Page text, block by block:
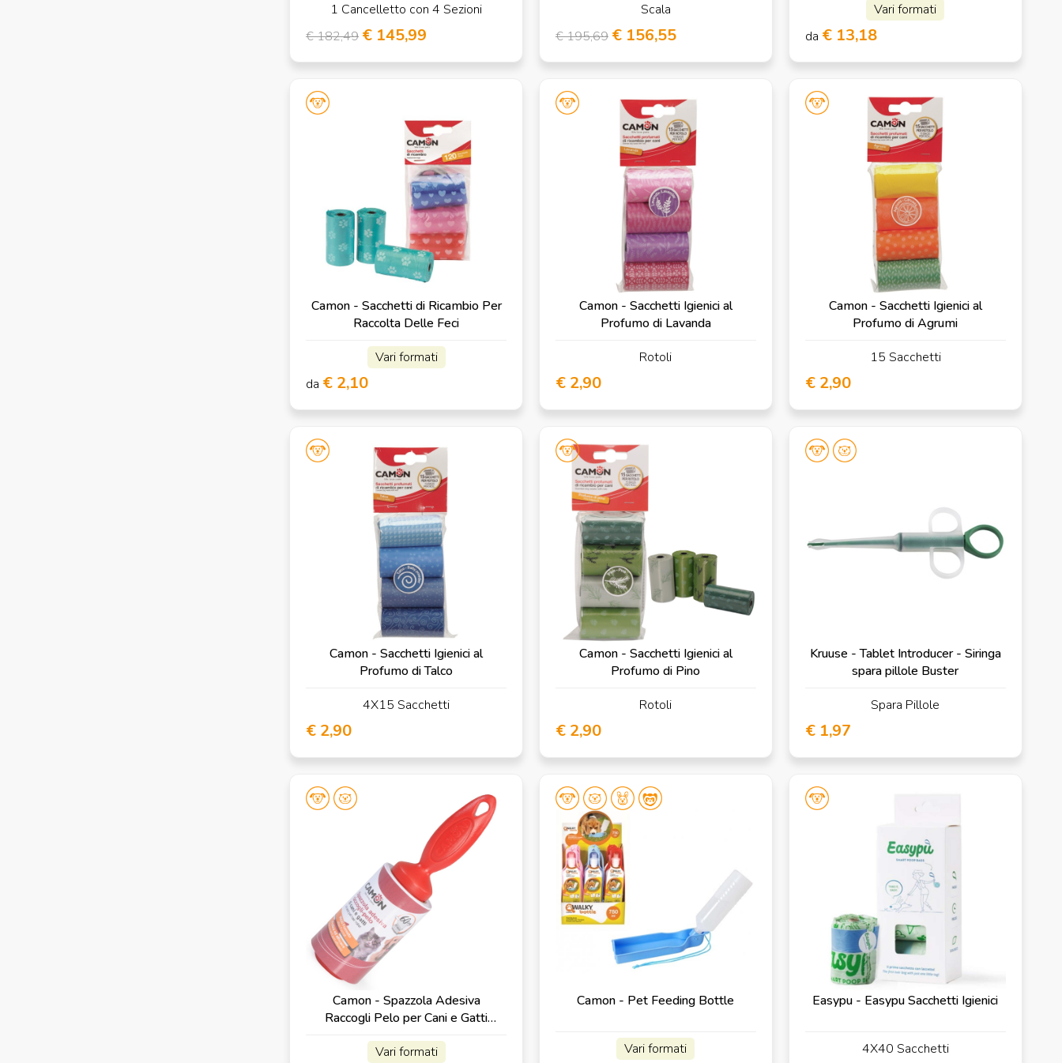
1 Cancelletto con 4 Sezioni
€ 182,49 € 145,99
Scala
€ 195,69 € 156,55
Vari formati
da € 13,18
Camon - Sacchetti di Ricambio Per
Raccolta Delle Feci
Vari formati
da € 2,10
Camon - Sacchetti Igienici al
Profumo di Lavanda
Rotoli
€ 2,90
Camon - Sacchetti Igienici al
Profumo di Agrumi
15 Sacchetti
€ 2,90
Camon - Sacchetti Igienici al
Profumo di Talco
4X15 Sacchetti
€ 2,90
Camon - Sacchetti Igienici al
Profumo di Pino
Rotoli
€ 2,90
Kruuse - Tablet Introducer - Siringa
spara pillole Buster
Spara Pillole
€ 1,97
Camon - Spazzola Adesiva
Raccogli Pelo per Cani e Gatti
Vari formati
Camon - Pet Feeding Bottle
Vari formati
Easypu - Easypu Sacchetti Igienici
4X40 Sacchetti